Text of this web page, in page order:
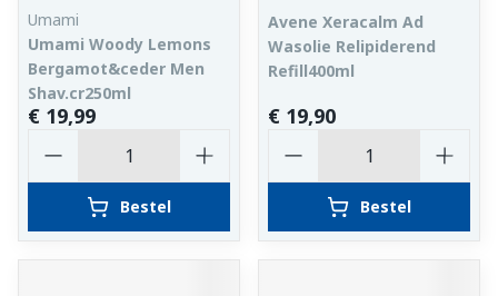
Umami
Umami Woody Lemons
Bergamot&ceder Men
Shav.cr250ml
€ 19,99
Bestel
Avene Xeracalm Ad
Wasolie Relipiderend
Refill400ml
€ 19,90
Bestel